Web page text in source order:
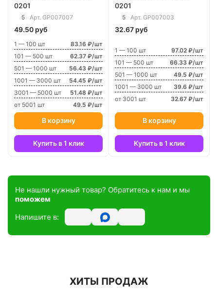
0201
5 Арт. GP007007
49.50 руб
1 — 100 шт
83.16 ₽/шт
101 — 500 шт
62.37 ₽/шт
501 — 1000 шт
56.43 ₽/шт
1001 — 3000 шт
54.45 ₽/шт
3001 — 5000 шт
51.48 ₽/шт
от 5001 шт
49.5 ₽/шт
В корзину
Купить в 1 клик
0201
5 Арт. GP007003
32.67 руб
1 — 100 шт
97.02 ₽/шт
101 — 500 шт
66.33 ₽/шт
501 — 1000 шт
49.5 ₽/шт
1001 — 3000 шт
39.6 ₽/шт
от 3001 шт
32.67 ₽/шт
В корзину
Купить в 1 клик
Не нашли нужный товар? Обратитесь к нам и мы
поможем
Напишите в:
ХИТЫ ПРОДАЖ